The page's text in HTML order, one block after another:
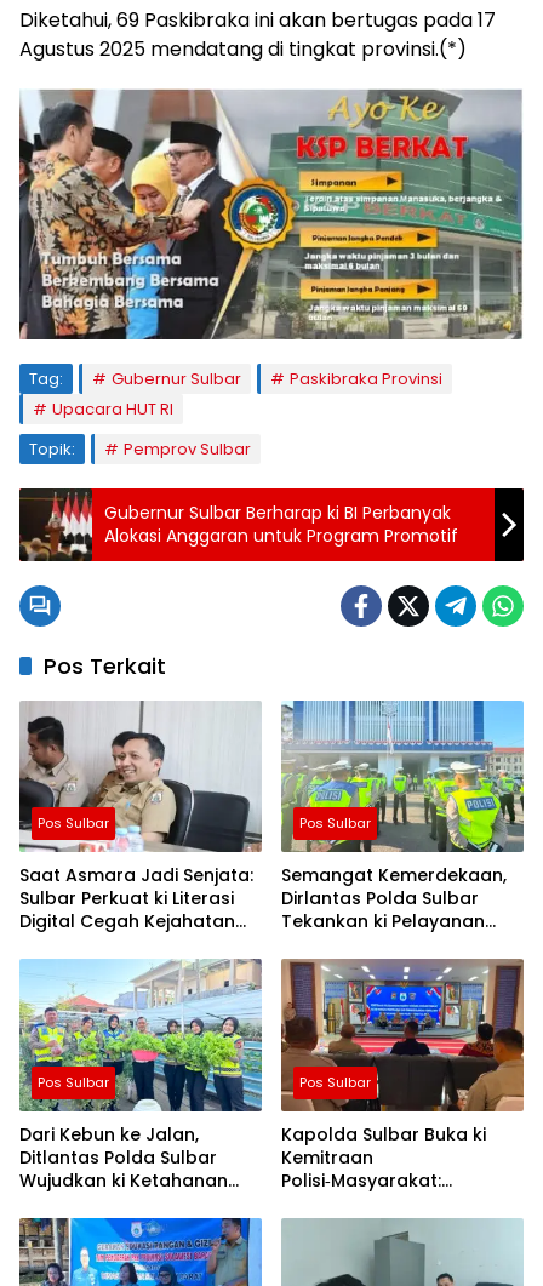
Diketahui, 69 Paskibraka ini akan bertugas pada 17
Agustus 2025 mendatang di tingkat provinsi.(*)
Tag: Gubernur Sulbar
Paskibraka Provinsi
Upacara HUT RI
Topik:
Pemprov Sulbar
Gubernur Sulbar Berharap ki BI Perbanyak
Alokasi Anggaran untuk Program Promotif
Pos Terkait
Pos Sulbar
Saat Asmara Jadi Senjata:
Sulbar Perkuat ki Literasi
Digital Cegah Kejahatan
Pos Sulbar
Semangat Kemerdekaan,
Dirlantas Polda Sulbar
Tekankan ki Pelayanan
Menyentuh Hati
Pos Sulbar
Dari Kebun ke Jalan,
Ditlantas Polda Sulbar
Wujudkan ki Ketahanan
untuk Masyarakat
Pos Sulbar
Kapolda Sulbar Buka ki
Kemitraan
Polisi‑Masyarakat:
Penularan TBC